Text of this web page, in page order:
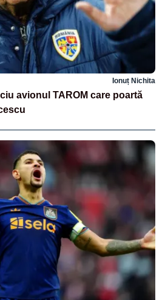
Ionuț Nichita
avionul TAROM care poartă